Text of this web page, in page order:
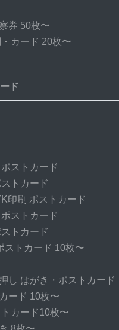
券 50枚〜
カード 20枚〜
ド
ストカード
トカード
印刷 ポストカード
ストカード
トカード
ストカード 10枚〜
し はがき・ポストカード
ード 10枚〜
カード10枚〜